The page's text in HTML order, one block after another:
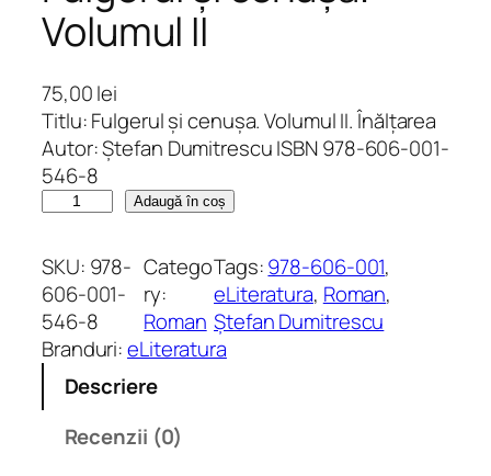
Volumul II
75,00lei
Titlu: Fulgerul și cenușa. Volumul II. Înălțarea
Autor: Ștefan Dumitrescu ISBN 978-606-001-
546-8
n
t
i
t
a
Adaugă în coș
SKU: 978-
606-001-
546-8
Catego
ry:
Roman
Tags:978-606-001
eLiteratura, Roman
Ștefan Dumitrescu
Branduri:eLiteratura
Descriere
Recenzii (0)